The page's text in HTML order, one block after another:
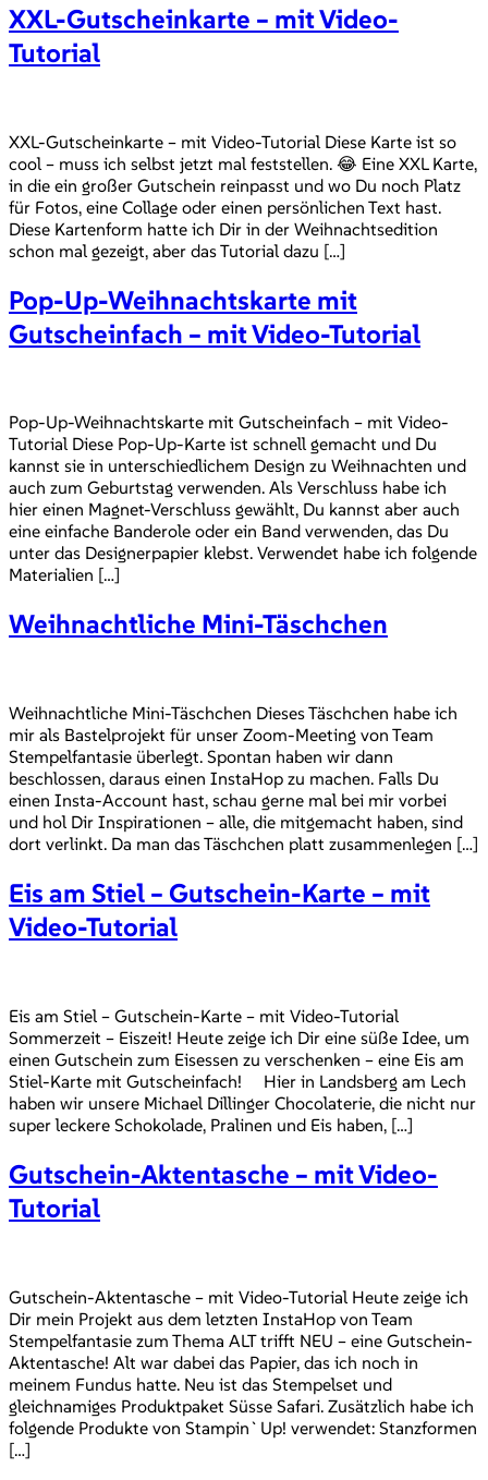
XXL-Gutscheinkarte – mit Video-
Tutorial
XXL-Gutscheinkarte – mit Video-Tutorial Diese Karte ist so
cool – muss ich selbst jetzt mal feststellen. 😂 Eine XXL Karte,
in die ein großer Gutschein reinpasst und wo Du noch Platz
für Fotos, eine Collage oder einen persönlichen Text hast.
Diese Kartenform hatte ich Dir in der Weihnachtsedition
schon mal gezeigt, aber das Tutorial dazu […]
Pop-Up-Weihnachtskarte mit
Gutscheinfach – mit Video-Tutorial
Pop-Up-Weihnachtskarte mit Gutscheinfach – mit Video-
Tutorial Diese Pop-Up-Karte ist schnell gemacht und Du
kannst sie in unterschiedlichem Design zu Weihnachten und
auch zum Geburtstag verwenden. Als Verschluss habe ich
hier einen Magnet-Verschluss gewählt, Du kannst aber auch
eine einfache Banderole oder ein Band verwenden, das Du
unter das Designerpapier klebst. Verwendet habe ich folgende
Materialien […]
Weihnachtliche Mini-Täschchen
Weihnachtliche Mini-Täschchen Dieses Täschchen habe ich
mir als Bastelprojekt für unser Zoom-Meeting von Team
Stempelfantasie überlegt. Spontan haben wir dann
beschlossen, daraus einen InstaHop zu machen. Falls Du
einen Insta-Account hast, schau gerne mal bei mir vorbei
und hol Dir Inspirationen – alle, die mitgemacht haben, sind
dort verlinkt. Da man das Täschchen platt zusammenlegen […]
Eis am Stiel – Gutschein-Karte – mit
Video-Tutorial
Eis am Stiel – Gutschein-Karte – mit Video-Tutorial
Sommerzeit – Eiszeit! Heute zeige ich Dir eine süße Idee, um
einen Gutschein zum Eisessen zu verschenken – eine Eis am
Stiel-Karte mit Gutscheinfach! Hier in Landsberg am Lech
haben wir unsere Michael Dillinger Chocolaterie, die nicht nur
super leckere Schokolade, Pralinen und Eis haben, […]
Gutschein-Aktentasche – mit Video-
Tutorial
Gutschein-Aktentasche – mit Video-Tutorial Heute zeige ich
Dir mein Projekt aus dem letzten InstaHop von Team
Stempelfantasie zum Thema ALT trifft NEU – eine Gutschein-
Aktentasche! Alt war dabei das Papier, das ich noch in
meinem Fundus hatte. Neu ist das Stempelset und
gleichnamiges Produktpaket Süsse Safari. Zusätzlich habe ich
folgende Produkte von Stampin`Up! verwendet: Stanzformen
[…]